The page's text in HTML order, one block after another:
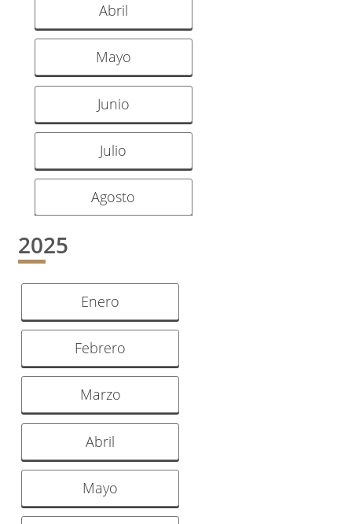
Abril
Mayo
Junio
Julio
Agosto
2025
Enero
Febrero
Marzo
Abril
Mayo